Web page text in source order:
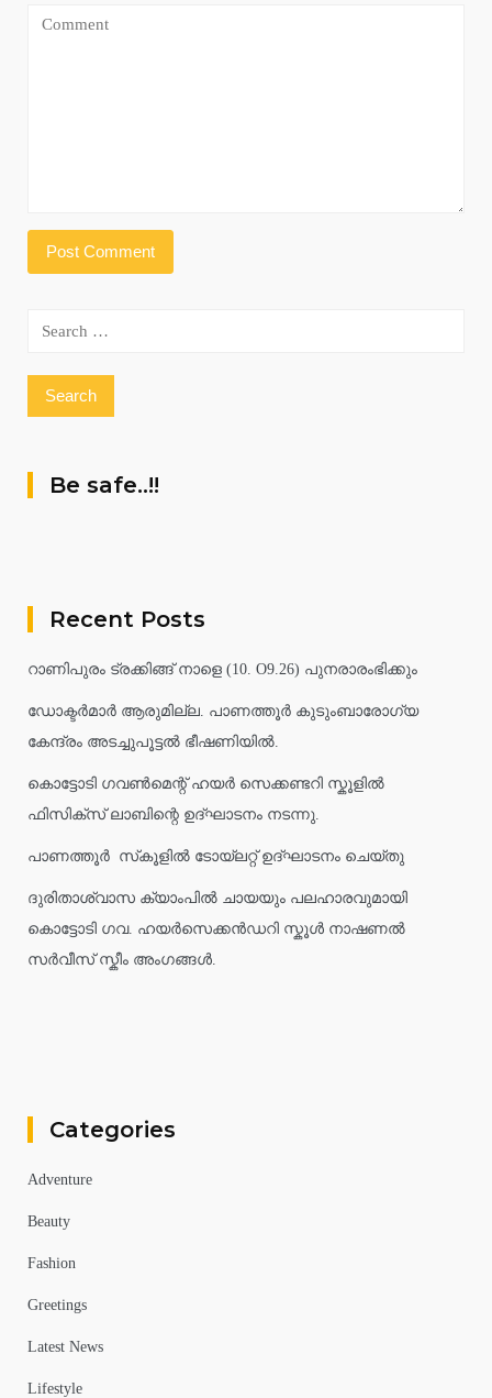
Search
Be safe..!!
Recent Posts
റാണിപുരം ട്രക്കിങ്ങ് നാളെ (10. O9.26) പുനരാരംഭിക്കും
ഡോക്ടർമാർ ആരുമില്ല. പാണത്തൂർ കുടുംബാരോഗ്യ
കേന്ദ്രം അടച്ചുപൂട്ടൽ ഭീഷണിയിൽ.
കൊട്ടോടി ഗവൺമെന്റ് ഹയർ സെക്കണ്ടറി സ്കൂളിൽ
ഫിസിക്സ് ലാബിന്റെ ഉദ്ഘാടനം നടന്നു.
പാണത്തൂർ സ്‌കൂളിൽ ടോയ്ലറ്റ് ഉദ്ഘാടനം ചെയ്തു
ദുരിതാശ്വാസ ക്യാംപിൽ ചായയും പലഹാരവുമായി
കൊട്ടോടി ഗവ. ഹയർസെക്കൻഡറി സ്കൂൾ നാഷണൽ
സർവീസ് സ്കീം അംഗങ്ങൾ.
Categories
Adventure
Beauty
Fashion
Greetings
Latest News
Lifestyle